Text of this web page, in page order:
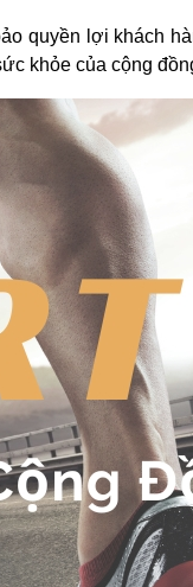
quyền lợi khách
khỏe của cộng